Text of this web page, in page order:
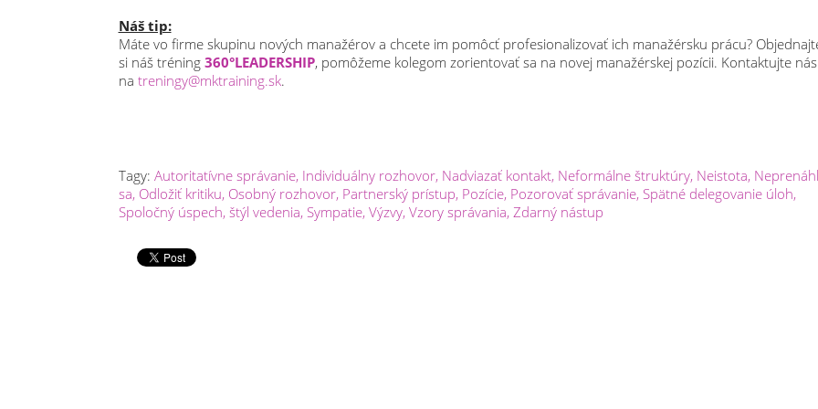
Náš tip:
Máte vo firme skupinu nových manažérov a chcete im pomôcť profesionalizovať ich manažérsku prácu?
si náš tréning 360°LEADERSHIP, pomôžeme kolegom zorientovať sa na novej manažérskej pozícii. Kontaktujte nás
na treningy@mktraining.sk.
Tagy: Autoritatívne správanie, Individuálny rozhovor, Nadviazať kontakt, Neformálne štruktúry, Neistota,
sa, Odložiť kritiku, Osobný rozhovor, Partnerský prístup, Pozície, Pozorovať správanie, Spätné delegovanie úloh,
Spoločný úspech, štýl vedenia, Sympatie, Výzvy, Vzory správania, Zdarný nástup